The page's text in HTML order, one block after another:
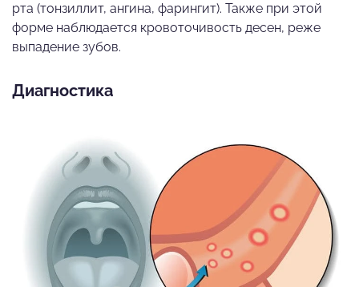
рта (тонзиллит, ангина, фарингит). Также при этой
форме наблюдается кровоточивость десен, реже
выпадение зубов.
Диагностика